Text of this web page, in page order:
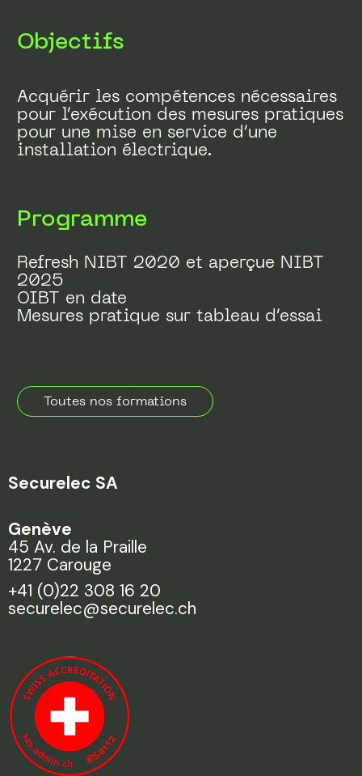
Objectifs
Acquérir les compétences nécessaires
pour l’exécution des mesures pratiques
pour une mise en service d’une
installation électrique.
Programme
Refresh NIBT 2020 et aperçue NIBT
2025
OIBT en date
Mesures pratique sur tableau d’essai
Toutes nos formations
Securelec SA
Genève
45 Av. de la Praille
1227 Carouge
+41 (0)22 308 16 20
securelec@securelec.ch